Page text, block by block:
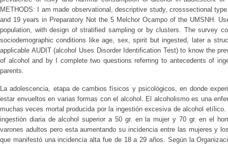
METHODS: I am made observational, descriptive study, crosssectional
and 19 years in Preparatory Not the 5 Melchor Ocampo of the UMSNH.
population, with design of stratified sampling or by clusters. The survey
sociodemographic conditions like age, sex, spirit but ingested, later a
applicable AUDIT (alcohol Uses Disorder Identification Test) to know the
of alcohol and by I complete two questions referring to antecedents of
parents.
La adolescencia, etapa de cambios físicos y psicológicos, en donde
estar envueltos en varias formas con el alcohol. El alcoholismo es una
muchas veces mortal producida por la ingestión excesiva de alcohol
ingestión diaria de alcohol superior a 50 gr. en la mujer y 70 gr. en el
varones adultos pero esta aumentando su incidencia entre las mujeres y
que manifestó una incidencia alta fue de 18 a 29 años. Según la